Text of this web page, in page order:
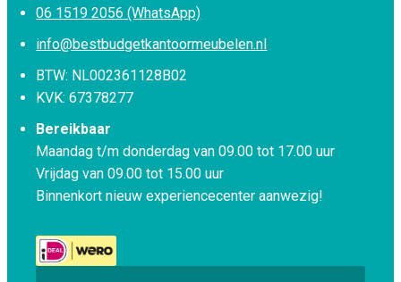
06 1519 2056 (WhatsApp)
info@bestbudgetkantoormeubelen.nl
BTW: NL002361128B02
KVK: 67378277
Bereikbaar
Maandag t/m donderdag van 09.00 tot 17.00 uur
Vrijdag van 09.00 tot 15.00 uur
Binnenkort nieuw experiencecenter aanwezig!